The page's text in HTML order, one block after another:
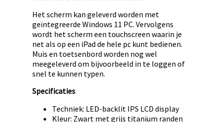
Het scherm kan geleverd worden met
geïntegreerde Windows 11 PC. Vervolgens
wordt het scherm een touchscreen waarin je
net als op een iPad de hele pc kunt bedienen.
Muis en toetsenbord worden nog wel
meegeleverd om bijvoorbeeld in te loggen of
snel te kunnen typen.
Specificaties
Techniek: LED-backlit IPS LCD display
Kleur: Zwart met grijs titanium randen